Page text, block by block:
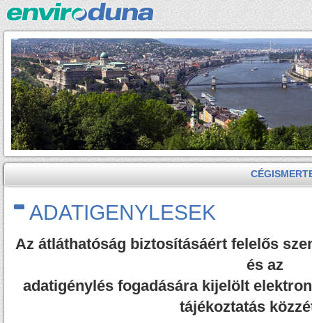
ADATIGENYLESEK
Az átláthatóság biztosításáért felelős
és az
adatigénylés fogadására kijelölt
tájékoztatás